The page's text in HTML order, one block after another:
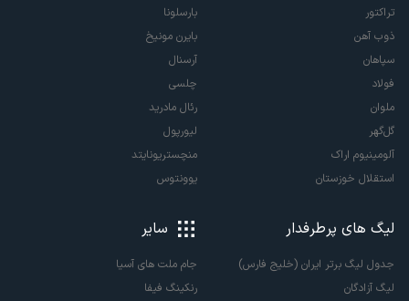
تراکتور
ذوب آهن
سپاهان
فولاد
ملوان
گل‌گهر
آلومینیوم اراک
استقلال خوزستان
بارسلونا
بایرن مونیخ
آرسنال
چلسی
رئال مادرید
لیورپول
منچستریونایتد
یوونتوس
لیگ های پرطرفدار
جدول لیگ برتر ایران (خلیج فارس)
لیگ آزادگان
سایر
جام ملت های آسیا
رنکینگ فیفا